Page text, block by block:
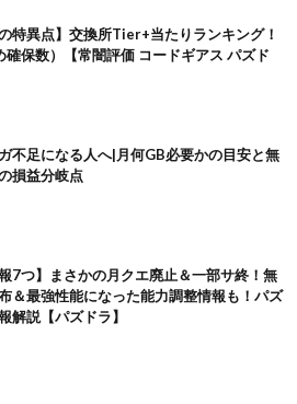
の特異点】交換所Tier+当たりランキング！
確保数）【常闇評価 コードギアス パズド
不足になる人へ|月何GB必要かの目安と無
損益分岐点
報7つ】まさかの月クエ廃止＆一部サ終！無
＆最強性能になった能力調整情報も！パズ
解説【パズドラ】